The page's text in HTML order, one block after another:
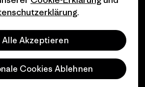
All Rights Reserved.
.
Alle Akzeptieren
Cookies Ablehnen